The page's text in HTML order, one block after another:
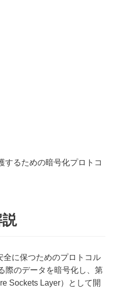
するための暗号化プロトコ
全に保つためのプロトコル
際のデータを暗号化し、第
Sockets Layer）として開